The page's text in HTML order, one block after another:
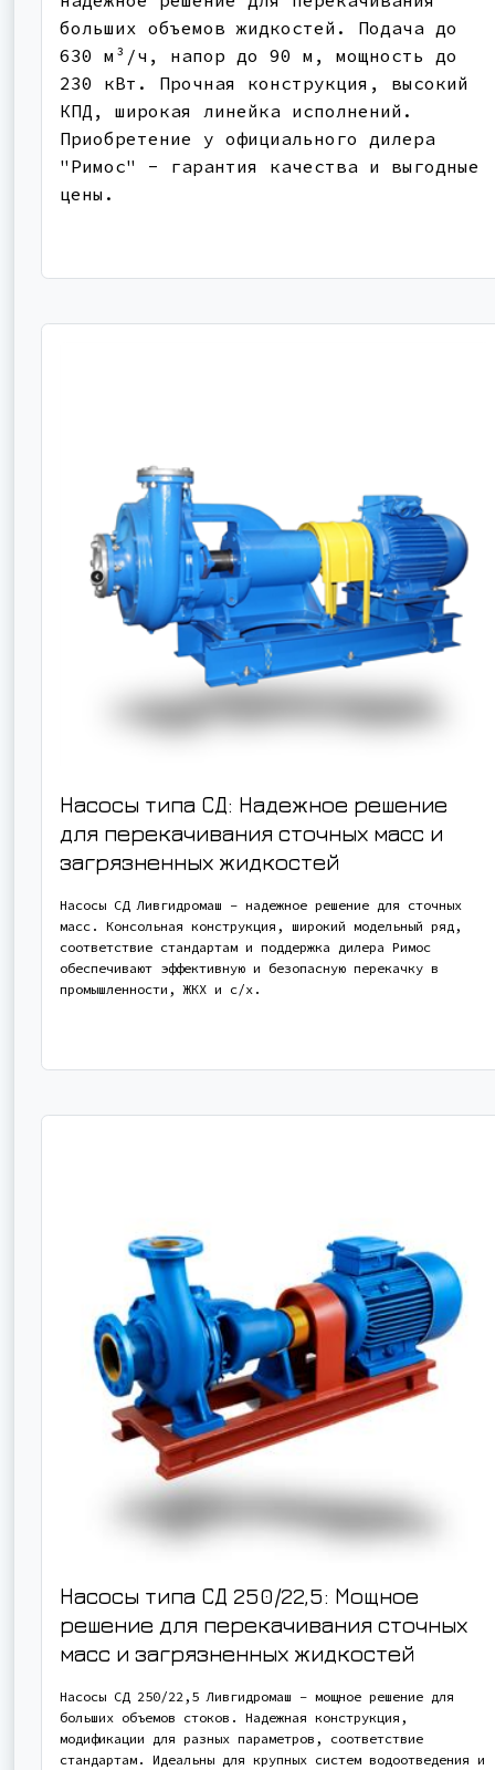
больших объемов жидкостей. Подача до
630 м³/ч, напор до 90 м, мощность до
230 кВт. Прочная конструкция, высокий
КПД, широкая линейка исполнений.
Приобретение у официального дилера
"Римос" - гарантия качества и выгодные
цены.
Насосы типа СД: Надежное решение
для перекачивания сточных масс и
загрязненных жидкостей
Насосы СД Ливгидромаш – надежное решение для сточных
масс. Консольная конструкция, широкий модельный ряд,
соответствие стандартам и поддержка дилера Римос
обеспечивают эффективную и безопасную перекачку в
промышленности, ЖКХ и с/х.
Насосы типа СД 250/22,5: Мощное
решение для перекачивания сточных
масс и загрязненных жидкостей
Насосы СД 250/22,5 Ливгидромаш – мощное решение для
больших объемов стоков. Надежная конструкция,
модификации для разных параметров, соответствие
стандартам. Идеальны для крупных систем водоотведения и